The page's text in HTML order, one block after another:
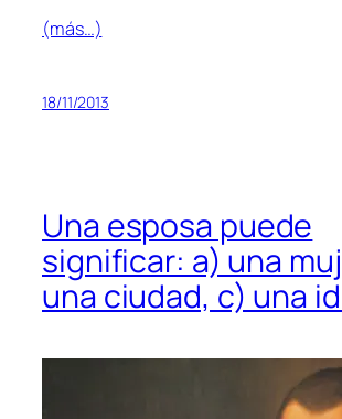
(más…)
18/11/2013
Una esposa puede
significar: a) una
una ciudad, c) una